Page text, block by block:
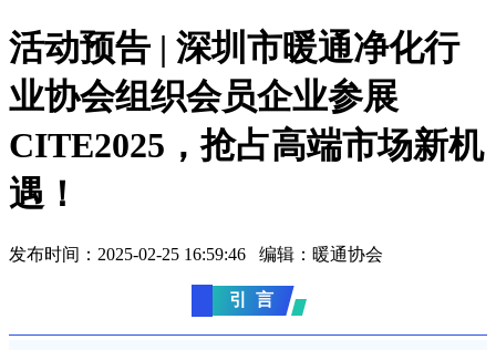
活动预告 | 深圳市暖通净化行
业协会组织会员企业参展
CITE2025，抢占高端市场新机
遇！
发布时间：2025-02-25 16:59:46 编辑：暖通协会
引 言